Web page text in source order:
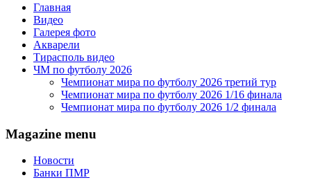
Главная
Видео
Галерея фото
Акварели
Тирасполь видео
ЧМ по футболу 2026
Чемпионат мира по футболу 2026 третий тур
Чемпионат мира по футболу 2026 1/16 финала
Чемпионат мира по футболу 2026 1/2 финала
Magazine menu
Новости
Банки ПМР